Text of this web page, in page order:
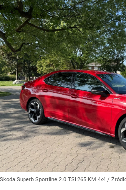
Skoda Superb Sportline 2.0 TSI 265 KM 4x4 /